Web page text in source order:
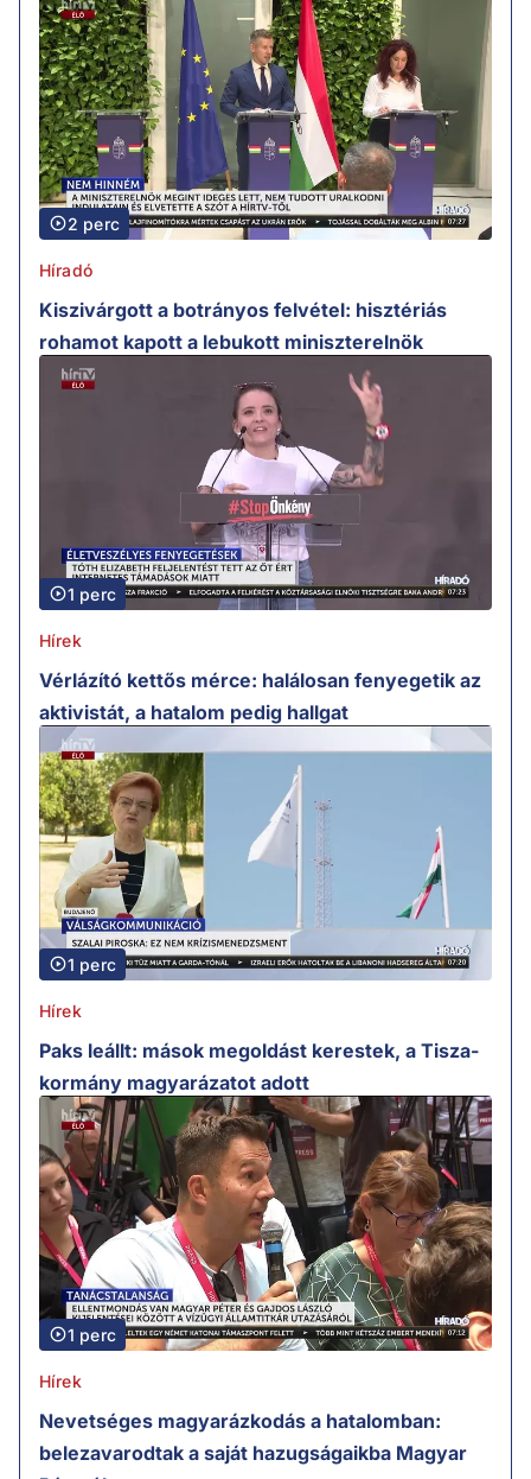
2 perc
Híradó
Kiszivárgott a botrányos felvétel: hisztériás
rohamot kapott a lebukott miniszterelnök
1 perc
Hírek
Vérlázító kettős mérce: halálosan fenyegetik az
aktivistát, a hatalom pedig hallgat
1 perc
Hírek
Paks leállt: mások megoldást kerestek, a Tisza-
kormány magyarázatot adott
1 perc
Hírek
Nevetséges magyarázkodás a hatalomban:
belezavarodtak a saját hazugságaikba Magyar